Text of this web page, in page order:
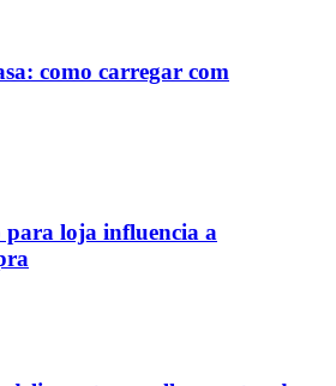
como carregar com
loja influencia a